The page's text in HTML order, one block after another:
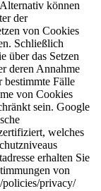
können
der
von Cookies
Schließlich
über das Setzen
deren Annahme
bestimmte Fälle
von Cookies
sein. Google
welches
erhalten Sie
von
privacy/